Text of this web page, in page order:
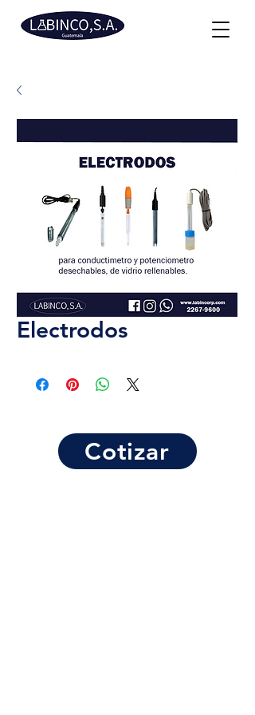
Electrodos
Cotizar